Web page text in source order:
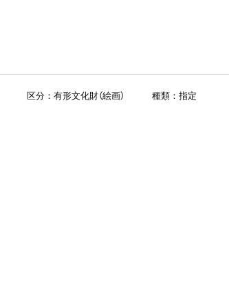
区分：有形文化財（絵画） 種類：指定